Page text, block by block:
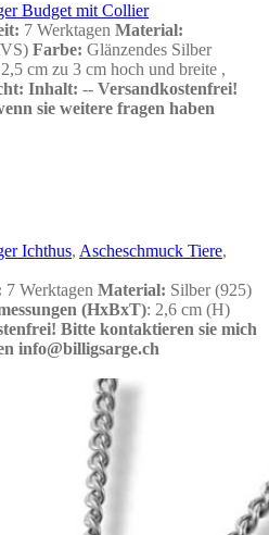
Budget mit Collier
7 Werktagen Material:
Farbe: Glänzendes Silber
cm zu 3 cm hoch und breite ,
Inhalt: -- Versandkostenfrei!
sie weitere fragen haben
Ichthus, Ascheschmuck Tiere,
7 Werktagen Material: Silber (925)
(HxBxT): 2,6 cm (H)
Bitte kontaktieren sie mich
info@billigsarge.ch